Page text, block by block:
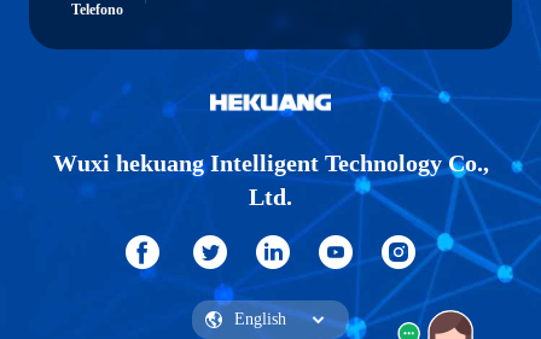
Telefono
Wuxi hekuang Intelligent Technology Co.,
Ltd.